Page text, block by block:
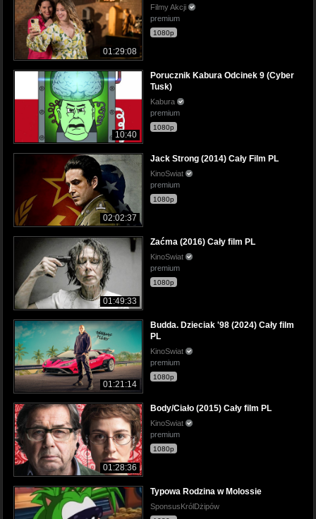
01:29:08
Filmy Akcji
premium
1080p
10:40
Porucznik Kabura Odcinek 9 (Cyber
Tusk)
Kabura
premium
1080p
02:02:37
Jack Strong (2014) Cały Film PL
KinoSwiat
premium
1080p
01:49:33
Zaćma (2016) Cały film PL
KinoSwiat
premium
1080p
01:21:14
Budda. Dzieciak '98 (2024) Cały film
PL
KinoSwiat
premium
1080p
01:28:36
Body/Ciało (2015) Cały film PL
KinoSwiat
premium
1080p
Typowa Rodzina w Molossie
SponsusKrólDżipów